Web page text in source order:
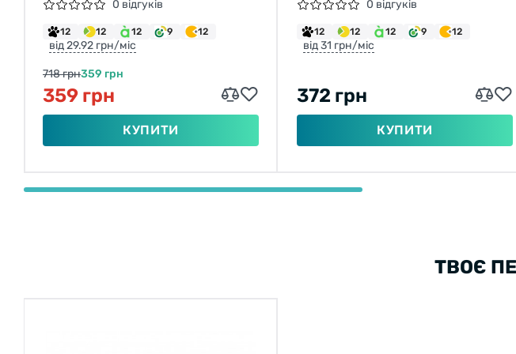
0 відгуків
12 12 12 9 12
від 29.92 грн/міс
718 грн359 грн
359 грн
КУПИТИ
0 відгуків
12 12 12 9 12
від 31 грн/міс
372 грн
КУПИТИ
ТВОЄ